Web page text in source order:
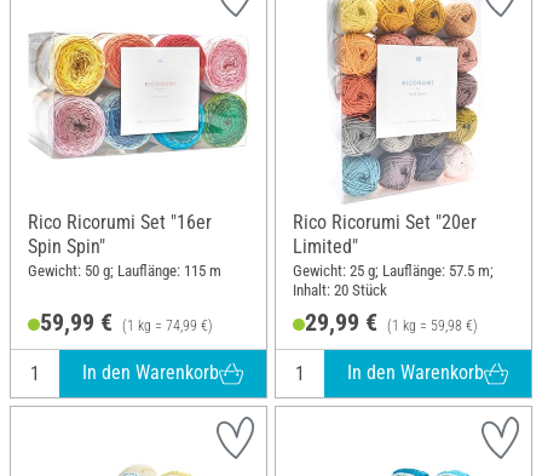
Rico Ricorumi Set "16er
Spin Spin"
Gewicht: 50 g; Lauflänge: 115 m
59,99 € (1 kg = 74,99 €)
In den Warenkorb
Rico Ricorumi Set "20er
Limited"
Gewicht: 25 g; Lauflänge: 57.5 m;
Inhalt: 20 Stück
29,99 € (1 kg = 59,98 €)
In den Warenkorb